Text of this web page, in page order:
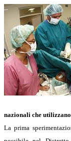
nazionali che
La prima